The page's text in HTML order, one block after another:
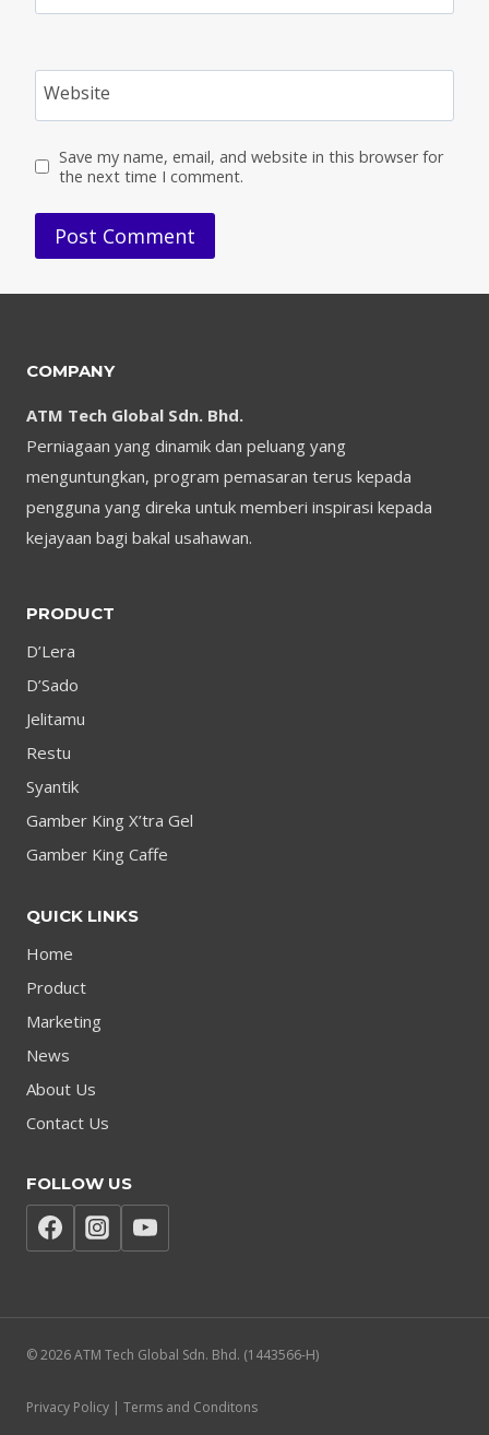
Website
Save my name, email, and website in this browser for
the next time I comment.
COMPANY
ATM Tech Global Sdn. Bhd.
Perniagaan yang dinamik dan peluang yang
menguntungkan, program pemasaran terus kepada
pengguna yang direka untuk memberi inspirasi kepada
kejayaan bagi bakal usahawan.
PRODUCT
D’Lera
D’Sado
Jelitamu
Restu
Syantik
Gamber King X’tra Gel
Gamber King Caffe
QUICK LINKS
Home
Product
Marketing
News
About Us
Contact Us
FOLLOW US
© 2026 ATM Tech Global Sdn. Bhd. (1443566-H)
Privacy Policy | Terms and Conditons